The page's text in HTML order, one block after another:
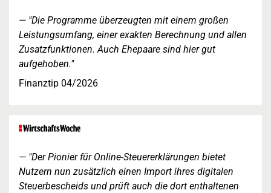
"Die Programme überzeugten mit einem großen
Leistungsumfang, einer exakten Berechnung und allen
Zusatzfunktionen. Auch Ehepaare sind hier gut
aufgehoben."
Finanztip 04/2026
"Der Pionier für Online-Steuererklärungen bietet
Nutzern nun zusätzlich einen Import ihres digitalen
Steuerbescheids und prüft auch die dort enthaltenen